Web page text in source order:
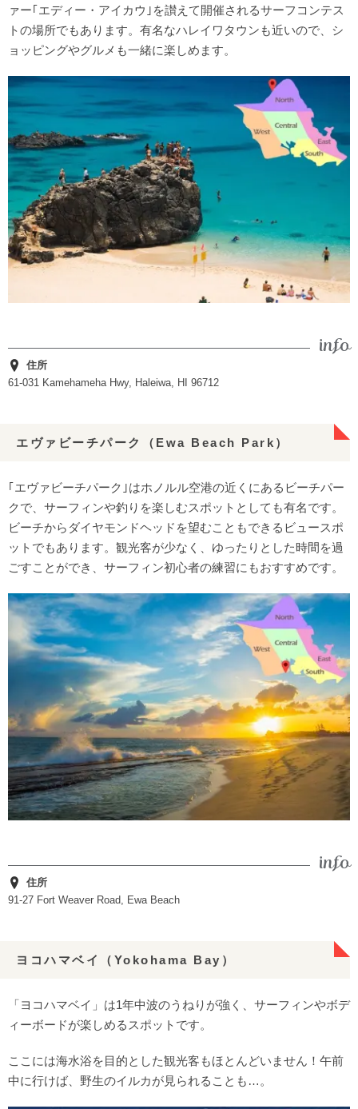
ァー｢エディー・アイカウ｣を讃えて開催されるサーフコンテス
トの場所でもあります。有名なハレイワタウンも近いので、シ
ョッピングやグルメも一緒に楽しめます。
住所
61-031 Kamehameha Hwy, Haleiwa, HI 96712
エヴァビーチパーク（Ewa Beach Park）
｢エヴァビーチパーク｣はホノルル空港の近くにあるビーチパー
クで、サーフィンや釣りを楽しむスポットとしても有名です。
ビーチからダイヤモンドヘッドを望むこともできるビュースポ
ットでもあります。観光客が少なく、ゆったりとした時間を過
ごすことができ、サーフィン初心者の練習にもおすすめです。
住所
91-27 Fort Weaver Road, Ewa Beach
ヨコハマベイ（Yokohama Bay）
「ヨコハマベイ」は1年中波のうねりが強く、サーフィンやボデ
ィーボードが楽しめるスポットです。
ここには海水浴を目的とした観光客もほとんどいません！午前
中に行けば、野生のイルカが見られることも…。